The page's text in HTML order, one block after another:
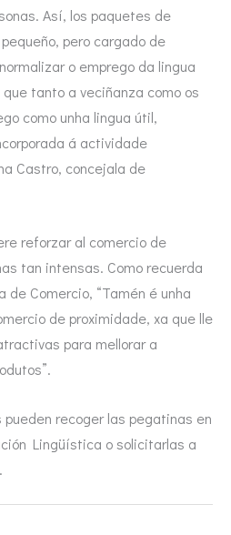
Así, los paquetes de
pero cargado de
o emprego da lingua
tanto a veciñanza como os
como unha lingua útil,
á actividade
Castro, concejala de
reforzar al comercio de
tan intensas. Como recuerda
de Comercio, “Tamén é unha
de proximidade, xa que lle
para mellorar a
recoger las pegatinas en
Lingüística o solicitarlas a